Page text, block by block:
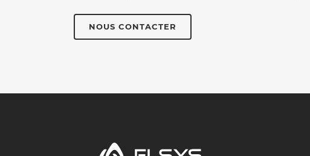
NOUS CONTACTER